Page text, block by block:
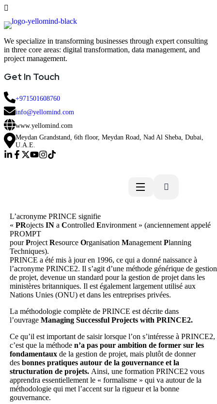
We specialize in transforming businesses through expert consulting
in three core areas: digital transformation, data management, and
project management.
Get In Touch
+971501608760
info@yellomind.com
www.yellomind.com
Meydan Grandstand, 6th floor, Meydan Road, Nad Al Sheba, Dubai,
U.A.E.
L’acronyme PRINCE signifie
« PRojects IN a Controlled Environment » (anciennement appelé
PROMPT
pourProject Resource Organisation Management Planning
Techniques).
PRINCE a été mis à jour en 1996, ce qui a donné naissance à
l’acronyme PRINCE2. Il s’agit d’une méthode générique de gestion
de projet, devenue un standard pour la gestion de projet dans les
ministères britanniques. Il est également largement utilisé aux
Nations Unies (ONU) et dans les entreprises privées.
La méthodologie complète de PRINCE est décrite dans
l’ouvrage Managing Successful Projects with PRINCE2.
Ce qu’il est important de saisir lorsque l’on s’intéresse à PRINCE2,
c’est que la méthode n’a pas pour ambition de former sur les
fondamentaux de la gestion de projet, mais plutôt de donner
des bonnes pratiques autour de la gouvernance et la
structuration de projets. Ainsi, une formation PRINCE2 vous
apprendra essentiellement le « formalisme » qui va autour de la
méthodologie qui met l’accent sur la rigueur et la bonne
gouvernance.